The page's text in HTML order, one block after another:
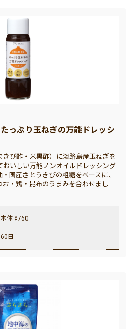
っぷり玉ねぎの万能ドレッシ
きび酢・米黒酢）に淡路島産玉ねぎを
おいしい万能ノンオイルドレッシング
国産さとうきびの粗糖をベースに、
・鶏・昆布のうまみを合わせまし
体 ¥760
日